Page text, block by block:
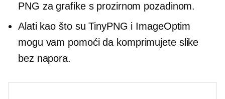
PNG za grafike s prozirnom pozadinom.
Alati kao što su TinyPNG i ImageOptim
mogu vam pomoći da komprimujete slike
bez napora.